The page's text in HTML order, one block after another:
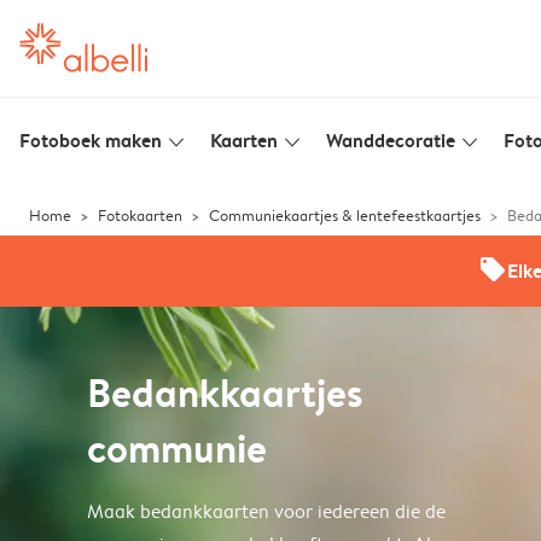
Fotoboek maken slim_arrow_down Kaarten slim_arrow_down Wanddecoratie slim_arrow_down
Home Fotokaarten Communiekaartjes & lentefeestkaartjes
offers
Bedankkaartjes
communie
Maak bedankkaarten voor iedereen die de